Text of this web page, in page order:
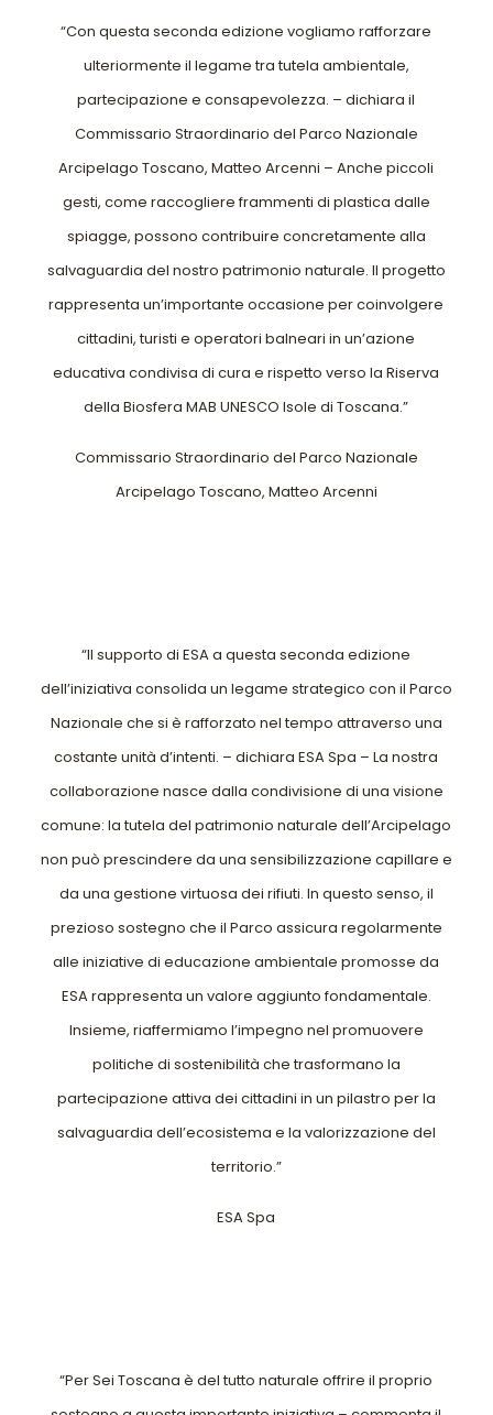
“Con questa seconda edizione vogliamo rafforzare
ulteriormente il legame tra tutela ambientale,
partecipazione e consapevolezza. – dichiara il
Commissario Straordinario del Parco Nazionale
Arcipelago Toscano, Matteo Arcenni – Anche piccoli
gesti, come raccogliere frammenti di plastica dalle
spiagge, possono contribuire concretamente alla
salvaguardia del nostro patrimonio naturale. Il progetto
rappresenta un’importante occasione per coinvolgere
cittadini, turisti e operatori balneari in un’azione
educativa condivisa di cura e rispetto verso la Riserva
della Biosfera MAB UNESCO Isole di Toscana.”
Commissario Straordinario del Parco Nazionale
Arcipelago Toscano, Matteo Arcenni
“Il supporto di ESA a questa seconda edizione
dell’iniziativa consolida un legame strategico con il Parco
Nazionale che si è rafforzato nel tempo attraverso una
costante unità d’intenti. – dichiara ESA Spa – La nostra
collaborazione nasce dalla condivisione di una visione
comune: la tutela del patrimonio naturale dell’Arcipelago
non può prescindere da una sensibilizzazione capillare e
da una gestione virtuosa dei rifiuti. In questo senso, il
prezioso sostegno che il Parco assicura regolarmente
alle iniziative di educazione ambientale promosse da
ESA rappresenta un valore aggiunto fondamentale.
Insieme, riaffermiamo l’impegno nel promuovere
politiche di sostenibilità che trasformano la
partecipazione attiva dei cittadini in un pilastro per la
salvaguardia dell’ecosistema e la valorizzazione del
territorio.”
ESA Spa
“Per Sei Toscana è del tutto naturale offrire il proprio